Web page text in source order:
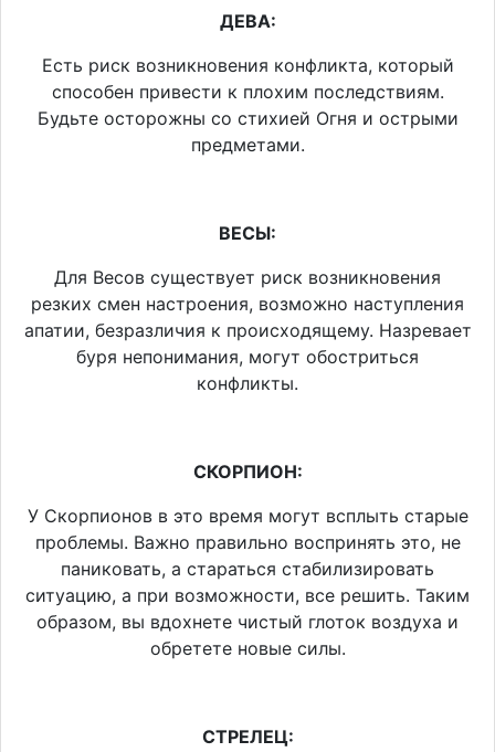
ДЕВА:
Есть риск возникновения конфликта, который
способен привести к плохим последствиям.
Будьте осторожны со стихией Огня и острыми
предметами.
ВЕСЫ:
Для Весов существует риск возникновения
резких смен настроения, возможно наступления
апатии, безразличия к происходящему. Назревает
буря непонимания, могут обостриться
конфликты.
СКОРПИОН:
У Скорпионов в это время могут всплыть старые
проблемы. Важно правильно воспринять это, не
паниковать, а стараться стабилизировать
ситуацию, а при возможности, все решить. Таким
образом, вы вдохнете чистый глоток воздуха и
обретете новые силы.
СТРЕЛЕЦ: